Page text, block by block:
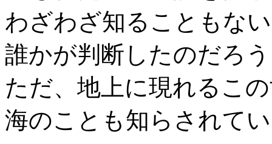
わざわざ知ることもな
誰かが判断したのだろう
ただ、地上に現れるこ
海のことも知らされて